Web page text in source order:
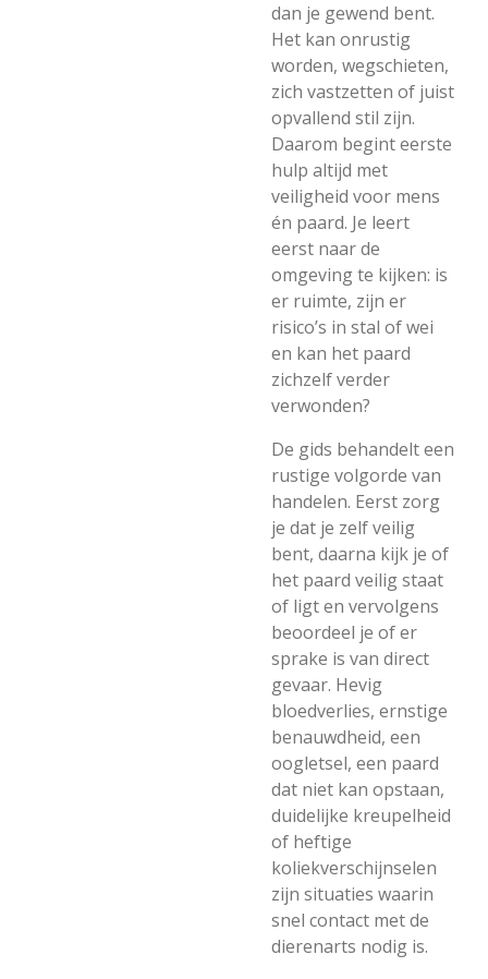
dan je gewend bent.
Het kan onrustig
worden, wegschieten,
zich vastzetten of juist
opvallend stil zijn.
Daarom begint eerste
hulp altijd met
veiligheid voor mens
én paard. Je leert
eerst naar de
omgeving te kijken: is
er ruimte, zijn er
risico’s in stal of wei
en kan het paard
zichzelf verder
verwonden?
De gids behandelt een
rustige volgorde van
handelen. Eerst zorg
je dat je zelf veilig
bent, daarna kijk je of
het paard veilig staat
of ligt en vervolgens
beoordeel je of er
sprake is van direct
gevaar. Hevig
bloedverlies, ernstige
benauwdheid, een
oogletsel, een paard
dat niet kan opstaan,
duidelijke kreupelheid
of heftige
koliekverschijnselen
zijn situaties waarin
snel contact met de
dierenarts nodig is.